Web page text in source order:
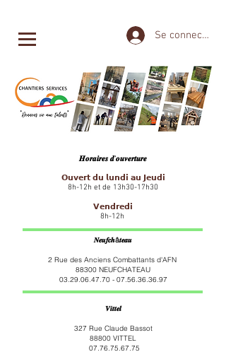
Se connecter
𝑯𝒐𝒓𝒂𝒊𝒓𝒆𝒔 𝒅'𝒐𝒖𝒗𝒆𝒓𝒕𝒖𝒓𝒆
𝗢𝘂𝘃𝗲𝗿𝘁 𝗱𝘂 𝗹𝘂𝗻𝗱𝗶 𝗮𝘂 𝗝𝗲𝘂𝗱𝗶
8h-12h et de 13h30-17h30
𝗩𝗲𝗻𝗱𝗿𝗲𝗱𝗶
8h-12h
𝑵𝒆𝒖𝒇𝒄𝒉â𝒕𝒆𝒂𝒖
2 Rue des Anciens Combattants d'AFN
88300 NEUFCHATEAU
03.29.06.47.70 - 07.56.36.36.97
𝑽𝒊𝒕𝒕𝒆𝒍
327 Rue Claude Bassot
88800 VITTEL
07.76.75.67.75